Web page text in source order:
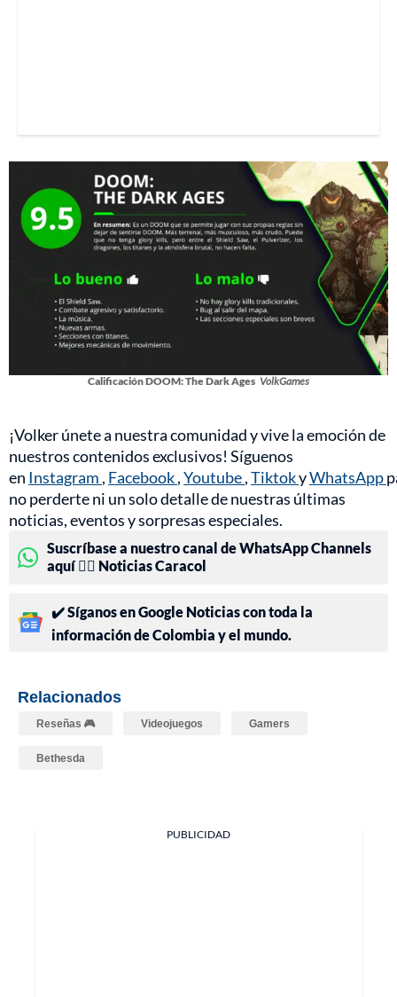
Calificación DOOM: The Dark Ages VolkGames
¡Volker únete a nuestra comunidad y vive la emoción de
nuestros contenidos exclusivos! Síguenos
en Instagram , Facebook,Youtube,TiktokyWhatsApp
no perderte ni un solo detalle de nuestras últimas
noticias, eventos y sorpresas especiales.
Suscríbase a nuestro canal de WhatsApp Channels
aquí 👉🏻 Noticias Caracol
✔️ Síganos en Google Noticias con toda la
información de Colombia y el mundo.
Relacionados
Reseñas 🎮 Videojuegos Gamers
Bethesda
PUBLICIDAD